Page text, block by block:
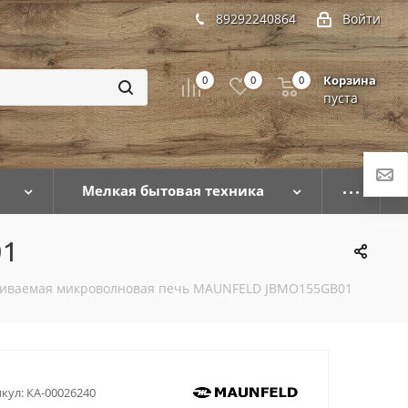
Войти
89292240864
0 0 Корзина
пуста
0
Мелкая бытовая техника
микроволновая печь MAUNFELD JBMO155GB01
КА-00026240